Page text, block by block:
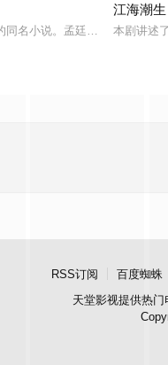
然对他说：“江逾白，我喜欢
同名小说。孟廷辉，大平王朝
江海潮生
本剧讲述
RSS订阅 百度蜘蛛
天堂影视提供热门